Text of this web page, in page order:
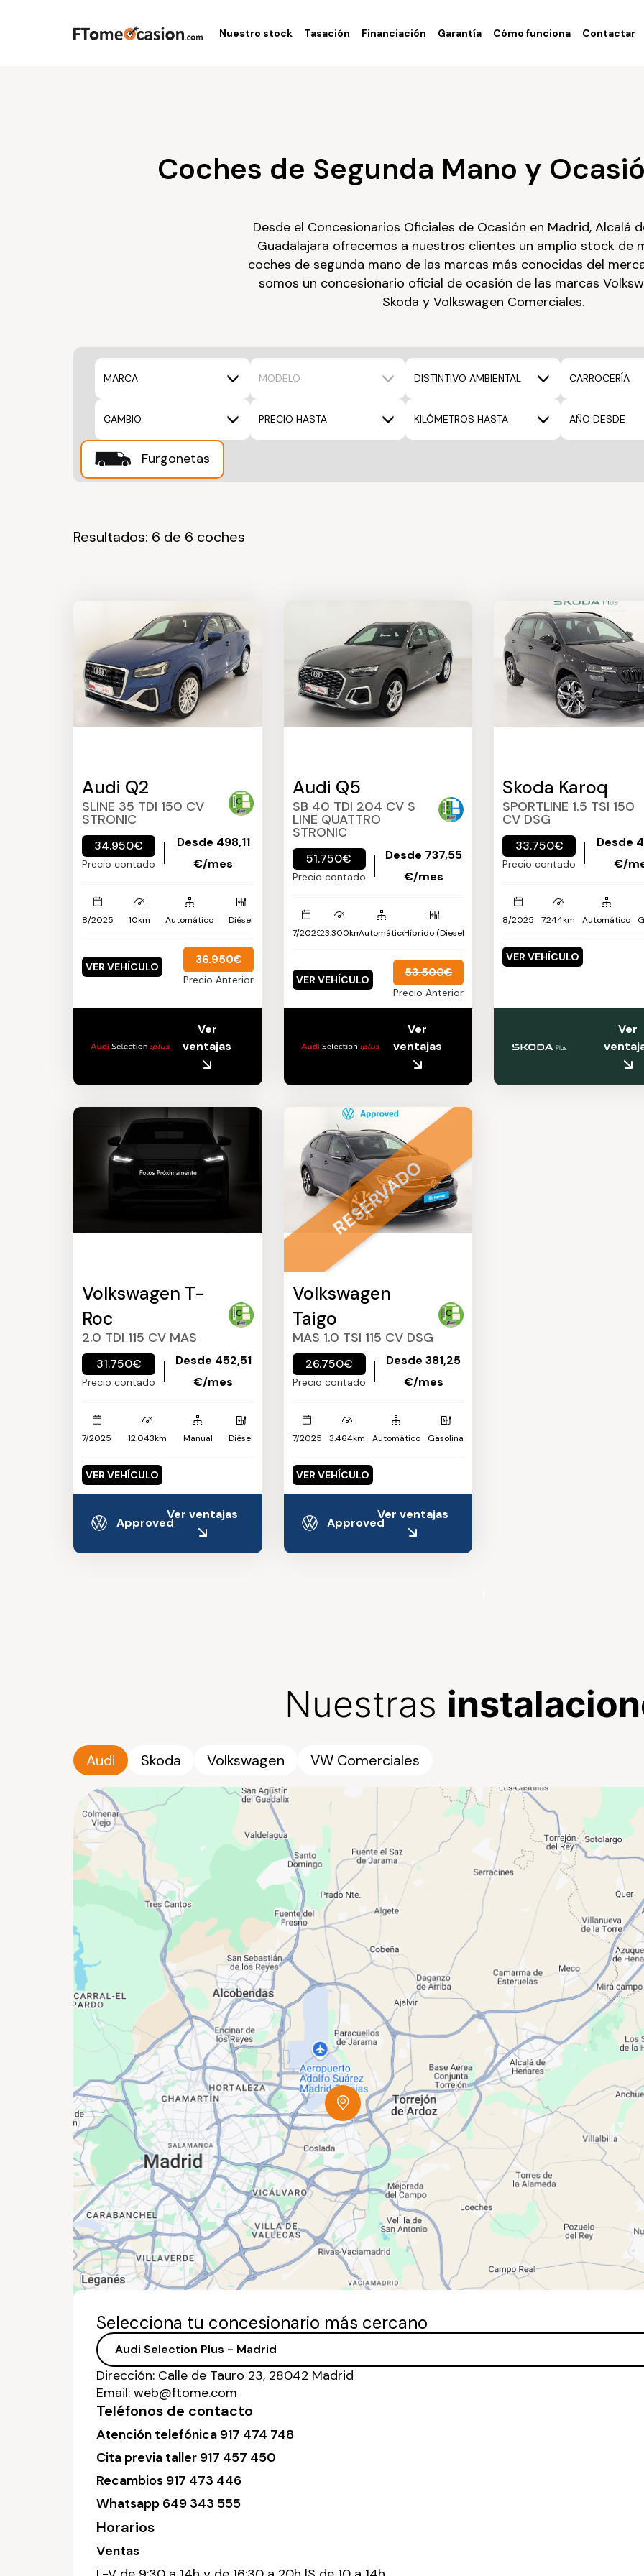
Nuestro stock Tasación Financiación Garantía Cómo funciona Contactar
Coches de Segunda Mano y
Desde el Concesionarios Oficiales de Ocasión en Madrid, Alcalá
Guadalajara ofrecemos a nuestros clientes un amplio stock de
coches de segunda mano de las marcas más conocidas del
somos un concesionario oficial de ocasión de las marcas
Skoda y Volkswagen Comerciales.
MARCA MODELO DISTINTIVO AMBIENTAL CARROCERÍA
CAMBIO PRECIO HASTA KILÓMETROS HASTA AÑO DESDE
Furgonetas
Resultados: 6 de 6 coches
Audi Q2
SLINE 35 TDI 150 CV
STRONIC
34.950€
Precio contado
Desde 498,11
€/mes
8/2025 10km Automático Diésel
VER VEHÍCULO 36.950€
Precio Anterior
Ver
Audi Q5
SB 40 TDI 204 CV S
LINE QUATTRO
STRONIC
51.750€
Precio contado
Desde 737,55
€/mes
7/202523.300kmAutomáticoHíbrido (Diesel)
VER VEHÍCULO 53.500€
Precio Anterior
Ver
Skoda Karoq
SPORTLINE 1.5 TSI 150
CV DSG
33.750€
Precio contado
Desde
€/
8/2025 7.244km Automático
VER VEHÍCULO
Ver
Volkswagen T-
Roc
2.0 TDI 115 CV MAS
31.750€
Precio contado
Desde 452,51
€/mes
7/2025 12.043km Manual Diésel
VER VEHÍCULO
Approved
RESERVADO
Volkswagen
Taigo
MAS 1.0 TSI 115 CV DSG
26.750€
Precio contado
Desde 381,25
€/mes
7/2025 3.464km Automático Gasolina
VER VEHÍCULO
Approved
Nuestras
Audi Skoda Volkswagen VW Comerciales
Selecciona tu concesionario más cercano
Dirección: Calle de Tauro 23, 28042 Madrid
Email: web@ftome.com
Teléfonos de contacto
Atención telefónica 917 474 748
Cita previa taller 917 457 450
Recambios 917 473 446
Whatsapp 649 343 555
Horarios
Ventas